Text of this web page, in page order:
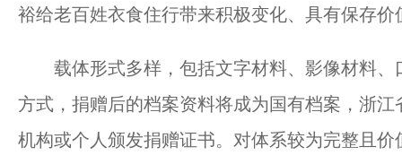
裕给老百姓衣食住行带来积极变化、具有保存价
载体形式多样，包括文字材料、影像材料、
方式，捐赠后的档案资料将成为国有档案，浙
机构或个人颁发捐赠证书。对体系较为完整且